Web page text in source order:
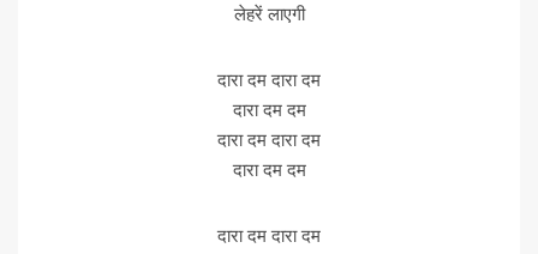
लेहरें लाएगी
दारा दम दारा दम
दारा दम दम
दारा दम दारा दम
दारा दम दम
दारा दम दारा दम